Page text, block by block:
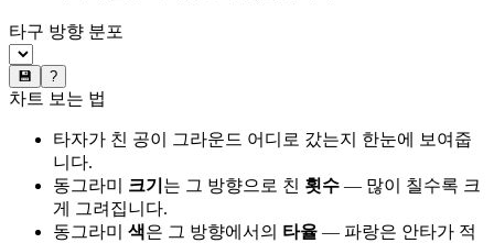
타구 방향 분포
💾 ?
차트 보는 법
타자가 친 공이 그라운드 어디로 갔는지 한눈에 보여줍
니다.
동그라미 크기 는 그 방향으로 친 횟수 — 많이 칠수록 크
게 그려집니다.
동그라미 색은 그 방향에서의 타율 — 파랑은 안타가 적